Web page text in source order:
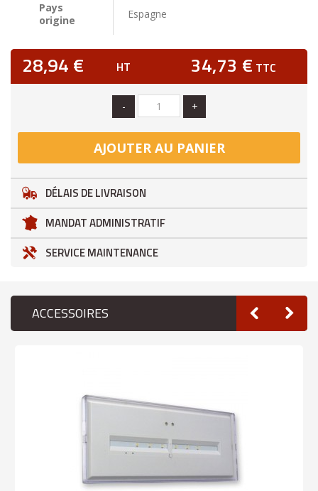
Pays
origine
Espagne
28,94 € HT 34,73 € TTC
- +
AJOUTER AU PANIER
DÉLAIS DE LIVRAISON
MANDAT ADMINISTRATIF
SERVICE MAINTENANCE
ACCESSOIRES